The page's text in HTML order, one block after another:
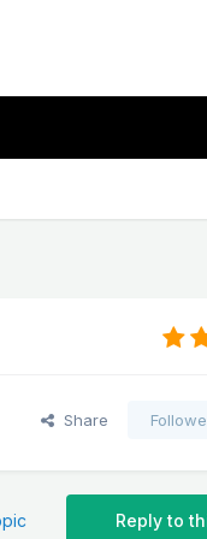
Share
Reply to